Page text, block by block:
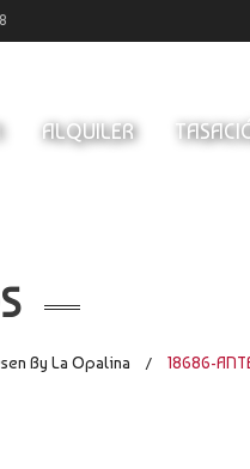
ALQUILER
By La Opalina / 18686-